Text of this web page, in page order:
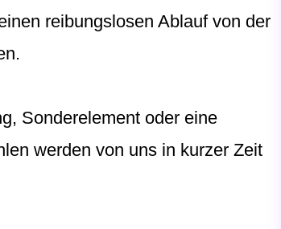
reibungslosen Ablauf von der
Sonderelement oder eine
werden von uns in kurzer Zeit